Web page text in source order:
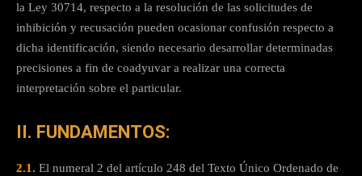
la Ley 30714, respecto a la resolución de las solicitudes de
inhibición y recusación pueden ocasionar confusión respecto a
dicha identificación, siendo necesario desarrollar determinadas
precisiones a fin de coadyuvar a realizar una correcta
interpretación sobre el particular.
II. FUNDAMENTOS:
2.1. El numeral 2 del artículo 248 del Texto Único Ordenado de